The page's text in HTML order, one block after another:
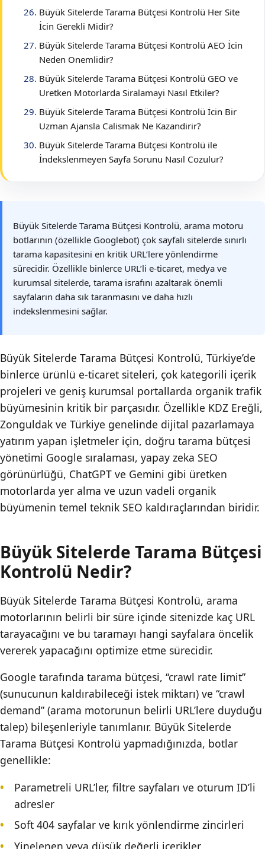
Büyük Sitelerde Tarama Bütçesi Kontrolü Her Site
İcin Gerekli Midir?
Büyük Sitelerde Tarama Bütçesi Kontrolü AEO İcin
Neden Onemlidir?
Büyük Sitelerde Tarama Bütçesi Kontrolü GEO ve
Uretken Motorlarda Siralamayi Nasıl Etkiler?
Büyük Sitelerde Tarama Bütçesi Kontrolü İcin Bir
Uzman Ajansla Calismak Ne Kazandirir?
Büyük Sitelerde Tarama Bütçesi Kontrolü ile
İndekslenmeyen Sayfa Sorunu Nasıl Cozulur?
Büyük Sitelerde Tarama Bütçesi Kontrolü, arama motoru
botlarının (özellikle Googlebot) çok sayfalı sitelerde sınırlı
tarama kapasitesini en kritik URL’lere yönlendirme
sürecidir. Özellikle binlerce URL’li e-ticaret, medya ve
kurumsal sitelerde, tarama israfını azaltarak önemli
sayfaların daha sık taranmasını ve daha hızlı
indekslenmesini sağlar.
Büyük Sitelerde Tarama Bütçesi Kontrolü, Türkiye’de
binlerce ürünlü e-ticaret siteleri, çok kategorili içerik
projeleri ve geniş kurumsal portallarda organik trafik
büyümesinin kritik bir parçasıdır. Özellikle KDZ Ereğli,
Zonguldak ve Türkiye genelinde dijital pazarlamaya
yatırım yapan işletmeler için, doğru tarama bütçesi
yönetimi Google sıralaması, yapay zeka SEO
görünürlüğü, ChatGPT ve Gemini gibi üretken
motorlarda yer alma ve uzun vadeli organik
büyümenin temel teknik SEO kaldıraçlarından biridir.
Büyük Sitelerde Tarama Bütçesi
Kontrolü Nedir?
Büyük Sitelerde Tarama Bütçesi Kontrolü, arama
motorlarının belirli bir süre içinde sitenizde kaç URL
tarayacağını ve bu taramayı hangi sayfalara öncelik
vererek yapacağını optimize etme sürecidir.
Google tarafında tarama bütçesi, “crawl rate limit”
(sunucunun kaldırabileceği istek miktarı) ve “crawl
demand” (arama motorunun belirli URL’lere duyduğu
talep) bileşenleriyle tanımlanır. Büyük Sitelerde
Tarama Bütçesi Kontrolü yapmadığınızda, botlar
genellikle:
Parametreli URL’ler, filtre sayfaları ve oturum ID’li
adresler
Soft 404 sayfalar ve kırık yönlendirme zincirleri